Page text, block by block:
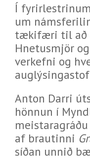
Í
um
tækifæri til að
Hnetusmjör
verkefni og
Anton Darri
hönnun í
af brautinni
síðan unnið